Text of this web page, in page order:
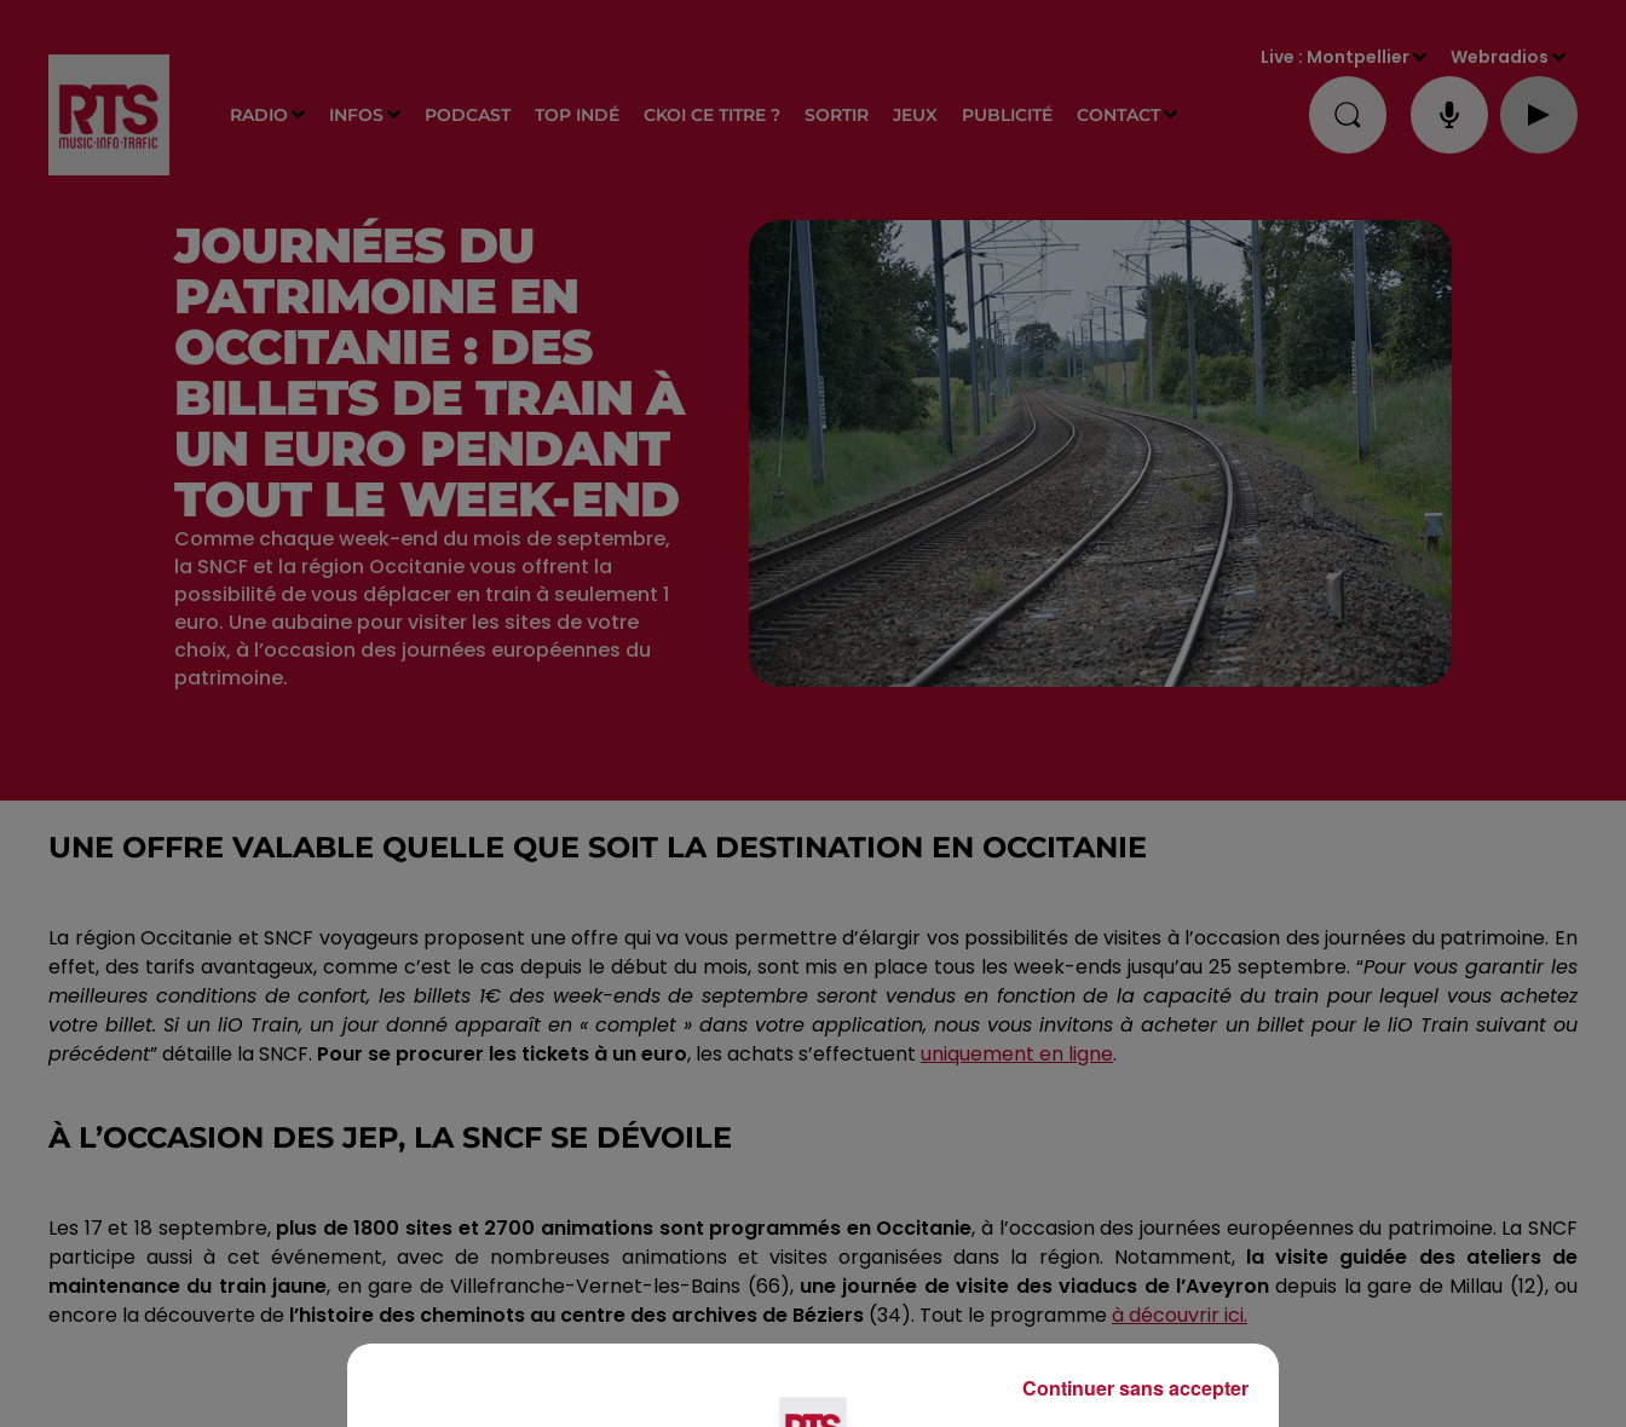
RADIO INFOS PODCAST TOP INDÉ CKOI CE TITRE ? SORTIR JEUX PUBLICITÉ CONTACT
Live : Montpellier Webradios
JOURNÉES DU
PATRIMOINE EN
OCCITANIE : DES
BILLETS DE TRAIN À
UN EURO PENDANT
TOUT LE WEEK-END
Comme chaque week-end du mois de septembre,
la SNCF et la région Occitanie vous offrent la
possibilité de vous déplacer en train à seulement 1
euro. Une aubaine pour visiter les sites de votre
choix, à l’occasion des journées européennes du
patrimoine.
UNE OFFRE VALABLE QUELLE QUE SOIT LA DESTINATION EN OCCITANIE
La région Occitanie et SNCF voyageurs proposent une offre qui va vous permettre d’élargir vos possibilités de visites à l’occasion des journées du patrimoine. En
effet, des tarifs avantageux, comme c’est le cas depuis le début du mois, sont mis en place tous les week-ends jusqu’au 25 septembre. “Pour vous garantir les
meilleures conditions de confort, les billets 1€des week-ends de septembre seront vendus en fonction de la capacité du train pour lequel vous achetez
votre billet. Si unliO Train, un jour donné apparaît en « complet » dans votre application, nous vous invitons à acheter un billet pour le liO Train suivant ou
précédent” détaille la SNCF. Pour se procurer les tickets à un euro, les achats s’effectuent uniquement en ligne.
À L’OCCASION DES JEP, LA SNCF SE DÉVOILE
Les 17 et 18 septembre, plus de 1800 sites et 2700 animations sont programmés en Occitanie, à l’occasion des journées européennes du patrimoine. La SNCF
participe aussi à cet événement, avec de nombreuses animations et visites organisées dans la région. Notamment, la visite guidée des ateliers de
maintenance du train jaune, en gare deVillefranche-Vernet-les-Bains (66), une journée de visite des viaducs de l’Aveyrondepuis la gare de Millau (12), ou
encore la découverte de l’histoire des cheminots au centre des archives de Béziers (34). Tout le programme à découvrir ici.
Continuer sans accepter